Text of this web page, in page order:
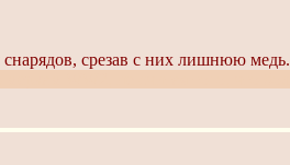
срезав с них лишнюю медь.